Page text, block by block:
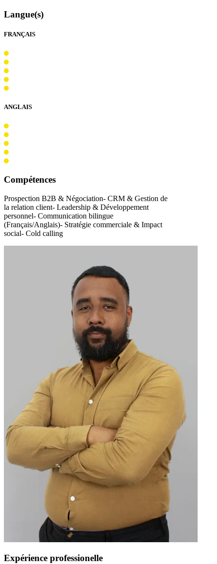
Langue(s)
FRANÇAIS
ANGLAIS
Compétences
Prospection B2B & Négociation- CRM & Gestion de
la relation client- Leadership & Développement
personnel- Communication bilingue
(Français/Anglais)- Stratégie commerciale & Impact
social- Cold calling
Expérience professionelle